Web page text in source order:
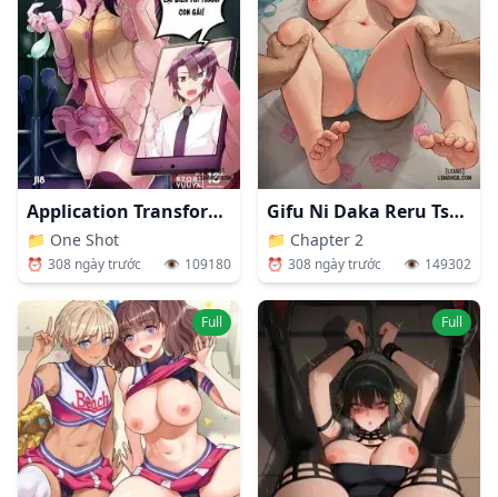
Application Transformation: There's Just No Way A Hypnosis App Can Turn Me Into A Woman!
📁 One Shot
⏰ 308 ngày trước 👁️ 109180
Gifu Ni Daka Reru Tsuma Mika-hen
📁 Chapter 2
⏰ 308 ngày trước 👁️ 149302
Full Full